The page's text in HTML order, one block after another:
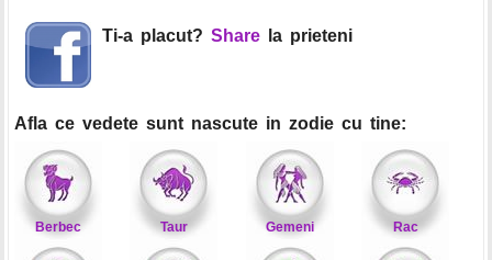
Ti-a placut? Share la prieteni
Afla ce vedete sunt nascute in zodie cu tine:
Berbec Taur Gemeni Rac